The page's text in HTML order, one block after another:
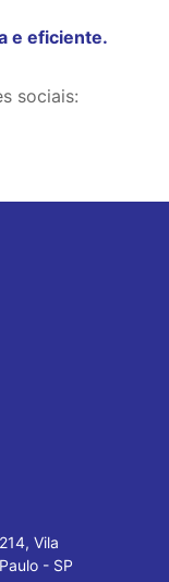
e eficiente.
sociais:
Vila
- SP